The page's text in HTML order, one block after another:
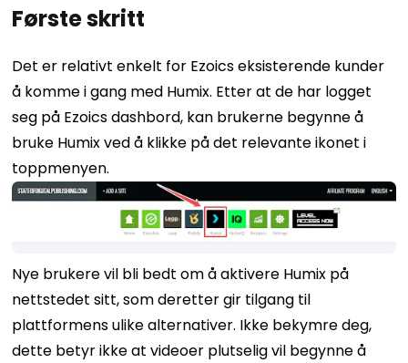
Første skritt
Det er relativt enkelt for Ezoics eksisterende kunder
å komme i gang med Humix. Etter at de har logget
seg på Ezoics dashbord, kan brukerne begynne å
bruke Humix ved å klikke på det relevante ikonet i
toppmenyen.
Nye brukere vil bli bedt om å aktivere Humix på
nettstedet sitt, som deretter gir tilgang til
plattformens ulike alternativer. Ikke bekymre deg,
dette betyr ikke at videoer plutselig vil begynne å